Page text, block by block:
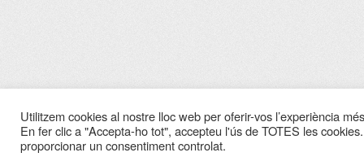
Utilitzem cookies al nostre lloc web per oferir-vos l’experiència
En fer clic a "Accepta-ho tot", accepteu l'ús de TOTES les
proporcionar un consentiment controlat.